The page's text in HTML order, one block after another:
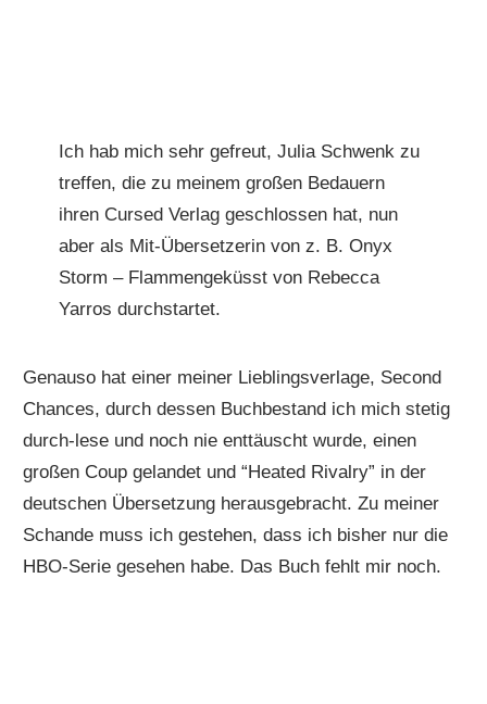
Ich hab mich sehr gefreut, Julia Schwenk zu
treffen, die zu meinem großen Bedauern
ihren Cursed Verlag geschlossen hat, nun
aber als Mit-Übersetzerin von z. B. Onyx
Storm – Flammengeküsst von Rebecca
Yarros durchstartet.
Genauso hat einer meiner Lieblingsverlage, Second
Chances, durch dessen Buchbestand ich mich stetig
durch-lese und noch nie enttäuscht wurde, einen
großen Coup gelandet und “Heated Rivalry” in der
deutschen Übersetzung herausgebracht. Zu meiner
Schande muss ich gestehen, dass ich bisher nur die
HBO-Serie gesehen habe. Das Buch fehlt mir noch.